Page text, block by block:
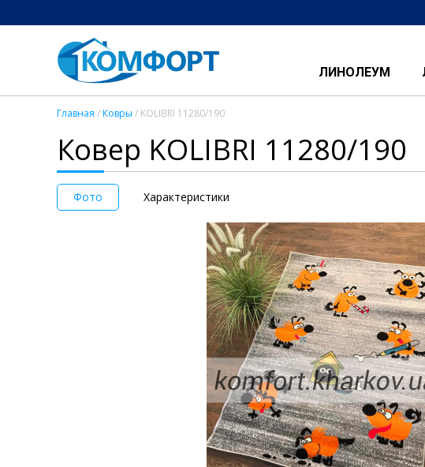
ЛИНОЛЕУМ
Главная /Ковры / KOLIBRI 11280/190
Ковер KOLIBRI 11280/190
Фото Характеристики